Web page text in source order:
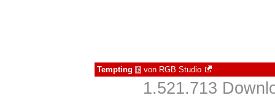
Tempting € von RGB Studio
1.521.713